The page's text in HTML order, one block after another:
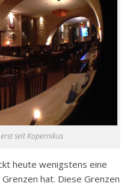
seit Kopernikus
heute wenigstens eine
hat. Diese Grenzen